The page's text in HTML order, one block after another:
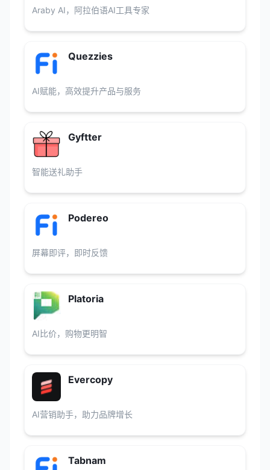
Araby AI，阿拉伯语AI工具专家
Quezzies
AI赋能，高效提升产品与服务
Gyftter
智能送礼助手
Podereo
屏幕即评，即时反馈
Platoria
AI比价，购物更明智
Evercopy
AI营销助手，助力品牌增长
Tabnam